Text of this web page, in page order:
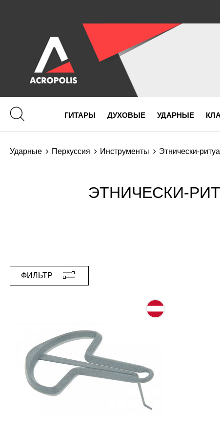
ГИТАРЫ ДУХОВЫЕ УДАРНЫЕ
Ударные Перкуссия Инструменты Этнически-
ЭТНИЧЕСКИ-
ФИЛЬТР